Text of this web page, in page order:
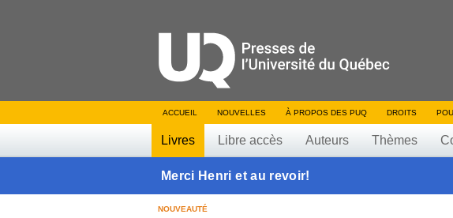
ACCUEIL NOUVELLES À PROPOS DES PUQ DROITS
Livres Libre accès Auteurs Thèmes
Merci Henri et au revoir!
NOUVEAUTÉ